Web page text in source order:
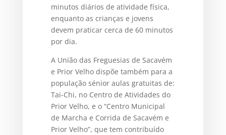
minutos diários de atividade física,
enquanto as crianças e jovens
devem praticar cerca de 60 minutos
por dia.
A União das Freguesias de Sacavém
e Prior Velho dispõe também para a
população sénior aulas gratuitas de:
Tai-Chi, no Centro de Atividades do
Prior Velho, e o “Centro Municipal
de Marcha e Corrida de Sacavém e
Prior Velho”, que tem contribuído